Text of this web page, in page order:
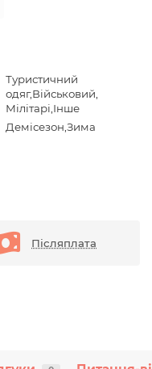
Туристичний
одяг,Військовий,
Мілітарі,Інше
Демісезон,Зима
Післяплата